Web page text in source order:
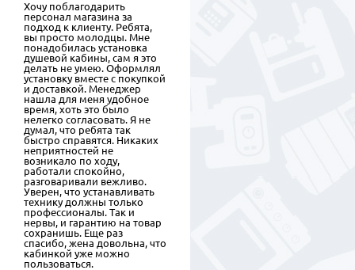
Хочу поблагодарить
персонал магазина за
подход к клиенту. Ребята,
вы просто молодцы. Мне
понадобилась установка
душевой кабины, сам я это
делать не умею. Оформлял
установку вместе с покупкой
и доставкой. Менеджер
нашла для меня удобное
время, хоть это было
нелегко согласовать. Я не
думал, что ребята так
быстро справятся. Никаких
неприятностей не
возникало по ходу,
работали спокойно,
разговаривали вежливо.
Уверен, что устанавливать
технику должны только
профессионалы. Так и
нервы, и гарантию на товар
сохранишь. Еще раз
спасибо, жена довольна, что
кабинкой уже можно
пользоваться.